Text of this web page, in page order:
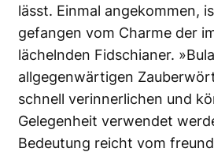
lässt. Einmal angekommen,
gefangen vom Charme der
lächelnden Fidschianer.
allgegenwärtigen
schnell verinnerlichen und
Gelegenheit verwendet
Bedeutung reicht vom